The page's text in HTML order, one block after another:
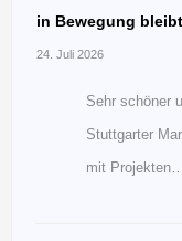
in Bewegung bleibt
24. Juli 2026
Sehr schöner
Stuttgarter
mit Projekten…